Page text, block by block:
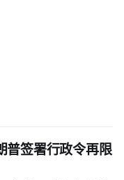
普签署行政令再限